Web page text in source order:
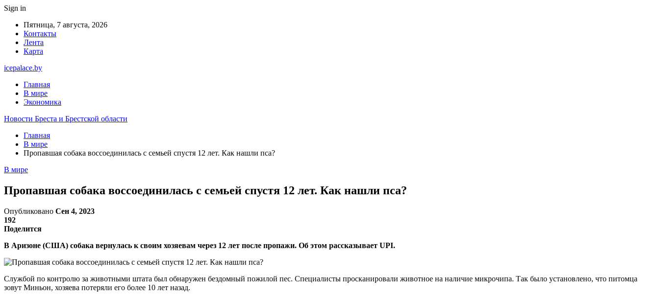
Sign in
Пятница, 7 августа, 2026
Контакты
Лента
Карта
icepalace.by
Главная
В мире
Экономика
Новости Бреста и Брестской области
Главная
В мире
Пропавшая собака воссоединилась с семьей спустя 12 лет. Как нашли пса?
В мире
Пропавшая собака воссоединилась с семьей спустя 12 лет. Как нашли пса?
Опубликовано Сен 4, 2023
192
Поделится
В Аризоне (США) собака вернулась к своим хозяевам через 12 лет после пропажи. Об этом рассказывает UPI.
Службой по контролю за животными штата был обнаружен бездомный пожилой пес. Специалисты просканировали животное на наличие микрочипа. Так было установлено, что питомца
зовут Миньон, хозяева потеряли его более 10 лет назад.